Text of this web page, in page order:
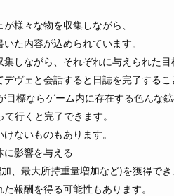
様々な物を収集しながら、
た内容が込められています。
しながら、それぞれに与えられた目
ヴェと会話すると日誌を完了するこ
標ならゲーム内に存在する色んな鉱
行くと完了できます。
ないものもあります。
に影響を与える
、最大所持重量増加など)を獲得でき
報酬を得る可能性もあります。